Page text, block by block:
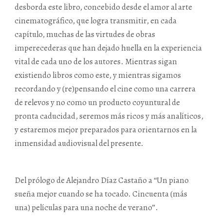
desborda este libro, concebido desde el amor al arte
cinematográfico, que logra transmitir, en cada
capítulo, muchas de las virtudes de obras
imperecederas que han dejado huella en la experiencia
vital de cada uno de los autores. Mientras sigan
existiendo libros como este, y mientras sigamos
recordando y (re)pensando el cine como una carrera
de relevos y no como un producto coyuntural de
pronta caducidad, seremos más ricos y más analíticos,
y estaremos mejor preparados para orientarnos en la
inmensidad audiovisual del presente.
Del prólogo de Alejandro Díaz Castaño a “Un piano
sueña mejor cuando se ha tocado. Cincuenta (más
una) películas para una noche de verano”.